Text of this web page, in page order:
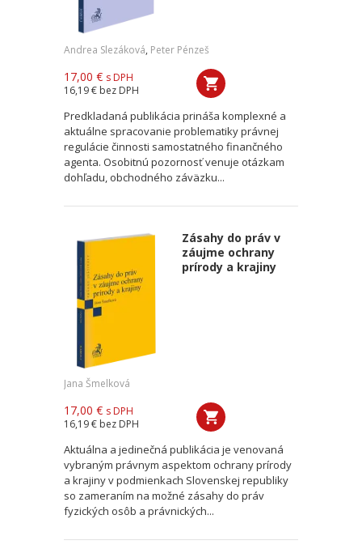
Andrea Slezáková, Peter Pénzeš
17,00 € s DPH
16,19 € bez DPH
Predkladaná publikácia prináša komplexné a
aktuálne spracovanie problematiky právnej
regulácie činnosti samostatného finančného
agenta. Osobitnú pozornosť venuje otázkam
dohľadu, obchodného záväzku...
Zásahy do práv v
záujme ochrany
prírody a krajiny
Jana Šmelková
17,00 € s DPH
16,19 € bez DPH
Aktuálna a jedinečná publikácia je venovaná
vybraným právnym aspektom ochrany prírody
a krajiny v podmienkach Slovenskej republiky
so zameraním na možné zásahy do práv
fyzických osôb a právnických...